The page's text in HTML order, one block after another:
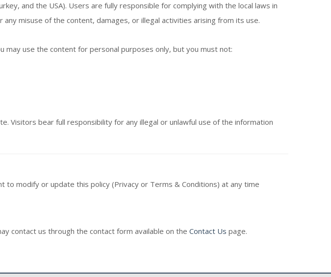
and the USA). Users are fully responsible for complying with the local laws in
misuse of the content, damages, or illegal activities arising from its use.
may use the content for personal purposes only, but you must not:
Visitors bear full responsibility for any illegal or unlawful use of the information
modify or update this policy (Privacy or Terms & Conditions) at any time
contact us through the contact form available on the Contact Us page.